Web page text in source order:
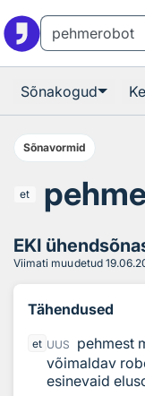
Sõnakogud
Sõnavormid
et
EKI
Viimati muudetud
Tähendused
et UUS
pehmest
võimaldav
esinevaid